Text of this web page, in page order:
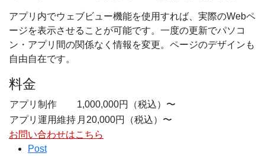
アプリ内でウェブビュー機能を使用すれば、実際のWebペ
ージを表示させることが可能です。一度の更新でパソコ
ン・アプリ間の関係なく情報を変更。ページのデザインも
自由自在です。
料金
アプリ制作
1,000,000円（税込）〜
アプリ運用維持 月20,000円（税込）〜
お問い合わせはこちら
Post